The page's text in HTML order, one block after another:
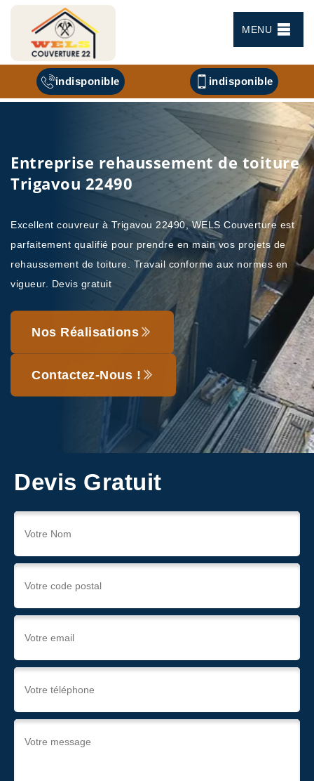
MENU
indisponible indisponible
Entreprise rehaussement de toiture
Trigavou 22490
Excellent couvreur à Trigavou 22490, WELS Couverture est
parfaitement qualifié pour prendre en main vos projets de
rehaussement de toiture. Travail conforme aux normes en
vigueur. Devis gratuit
Nos Réalisations
Contactez-Nous !
Devis Gratuit